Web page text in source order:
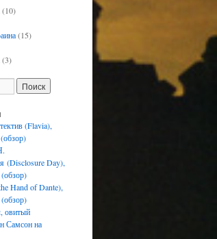
(10)
(15)
(3)
(Flavia),
(Disclosure Day),
Hand of Dante),
овитый
Самсон на